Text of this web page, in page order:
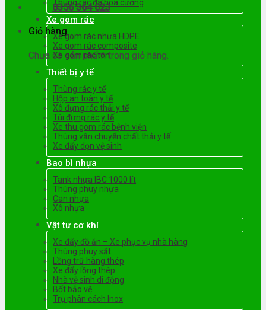
0356 364 023
Giỏ hàng
Chưa có sản phẩm trong giỏ hàng.
Thùng rác đá hoa cương
Xe gom rác
Xe gom rác nhựa HDPE
Xe gom rác composite
Xe gom rác tôn
Thiết bị y tế
Thùng rác y tế
Hộp an toàn y tế
Xô đựng rác thải y tế
Túi đựng rác y tế
Xe thu gom rác bệnh viện
Thùng vận chuyển chất thải y tế
Xe đẩy dọn vệ sinh
Bao bì nhựa
Tank nhựa IBC 1000 lít
Thùng phuy nhựa
Can nhựa
Xô nhựa
Vật tư cơ khí
Xe đẩy đồ ăn – Xe phục vụ nhà hàng
Thùng phuy sắt
Lồng trữ hàng thép
Xe đẩy lồng thép
Nhà vệ sinh di động
Bốt bảo vệ
Trụ phân cách Inox